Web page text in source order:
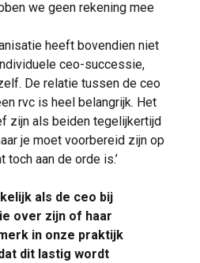
we geen rekening mee
heeft bovendien niet
ceo-successie,
De relatie tussen de ceo
rvc is heel belangrijk. Het
zijn als beiden tegelijkertijd
je moet voorbereid zijn op
toch aan de orde is.’
als de ceo bij
over zijn of haar
in onze praktijk
dit lastig wordt